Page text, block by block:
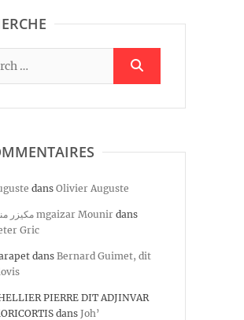
dans Olivier Auguste
مكيزر منير mgaizar Mounir dans
Gric
dans Bernard Guimet, dit
PIERRE DIT ADJINVAR
dans Joh’